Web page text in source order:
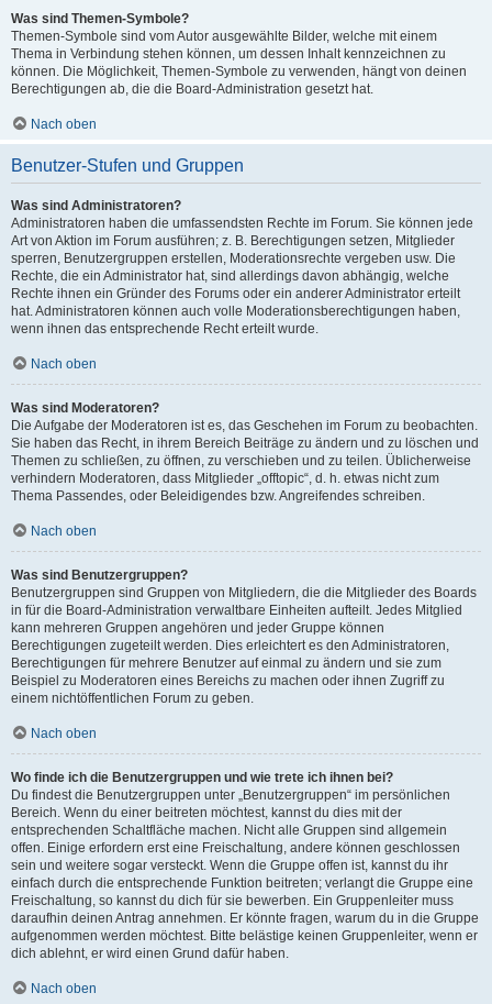
Was sind Themen-Symbole?
Themen-Symbole sind vom Autor ausgewählte Bilder, welche mit einem
Thema in Verbindung stehen können, um dessen Inhalt kennzeichnen zu
können. Die Möglichkeit, Themen-Symbole zu verwenden, hängt von deinen
Berechtigungen ab, die die Board-Administration gesetzt hat.
Nach oben
Benutzer-Stufen und Gruppen
Was sind Administratoren?
Administratoren haben die umfassendsten Rechte im Forum. Sie können jede
Art von Aktion im Forum ausführen; z. B. Berechtigungen setzen, Mitglieder
sperren, Benutzergruppen erstellen, Moderationsrechte vergeben usw. Die
Rechte, die ein Administrator hat, sind allerdings davon abhängig, welche
Rechte ihnen ein Gründer des Forums oder ein anderer Administrator erteilt
hat. Administratoren können auch volle Moderationsberechtigungen haben,
wenn ihnen das entsprechende Recht erteilt wurde.
Nach oben
Was sind Moderatoren?
Die Aufgabe der Moderatoren ist es, das Geschehen im Forum zu beobachten.
Sie haben das Recht, in ihrem Bereich Beiträge zu ändern und zu löschen und
Themen zu schließen, zu öffnen, zu verschieben und zu teilen. Üblicherweise
verhindern Moderatoren, dass Mitglieder „offtopic“, d. h. etwas nicht zum
Thema Passendes, oder Beleidigendes bzw. Angreifendes schreiben.
Nach oben
Was sind Benutzergruppen?
Benutzergruppen sind Gruppen von Mitgliedern, die die Mitglieder des Boards
in für die Board-Administration verwaltbare Einheiten aufteilt. Jedes Mitglied
kann mehreren Gruppen angehören und jeder Gruppe können
Berechtigungen zugeteilt werden. Dies erleichtert es den Administratoren,
Berechtigungen für mehrere Benutzer auf einmal zu ändern und sie zum
Beispiel zu Moderatoren eines Bereichs zu machen oder ihnen Zugriff zu
einem nichtöffentlichen Forum zu geben.
Nach oben
Wo finde ich die Benutzergruppen und wie trete ich ihnen bei?
Du findest die Benutzergruppen unter „Benutzergruppen“ im persönlichen
Bereich. Wenn du einer beitreten möchtest, kannst du dies mit der
entsprechenden Schaltfläche machen. Nicht alle Gruppen sind allgemein
offen. Einige erfordern erst eine Freischaltung, andere können geschlossen
sein und weitere sogar versteckt. Wenn die Gruppe offen ist, kannst du ihr
einfach durch die entsprechende Funktion beitreten; verlangt die Gruppe eine
Freischaltung, so kannst du dich für sie bewerben. Ein Gruppenleiter muss
daraufhin deinen Antrag annehmen. Er könnte fragen, warum du in die Gruppe
aufgenommen werden möchtest. Bitte belästige keinen Gruppenleiter, wenn er
dich ablehnt, er wird einen Grund dafür haben.
Nach oben